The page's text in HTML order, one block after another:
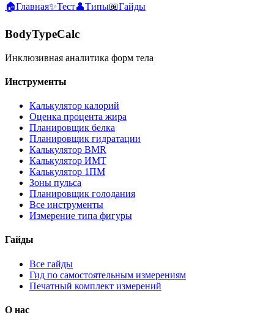
🏠Главная✨Тест👤Типы📖Гайды
BodyTypeCalc
Инклюзивная аналитика форм тела
Инструменты
Калькулятор калорий
Оценка процента жира
Планировщик белка
Планировщик гидратации
Калькулятор BMR
Калькулятор ИМТ
Калькулятор 1ПМ
Зоны пульса
Планировщик голодания
Все инструменты
Измерение типа фигуры
Гайды
Все гайды
Гид по самостоятельным измерениям
Печатный комплект измерений
О нас